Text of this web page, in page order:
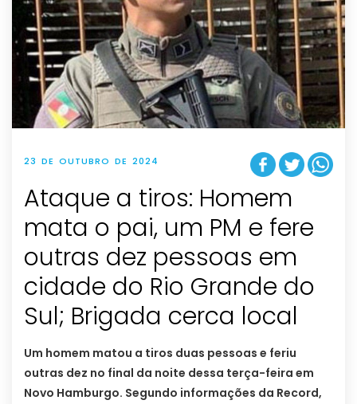
23 DE OUTUBRO DE 2024
Ataque a tiros: Homem
mata o pai, um PM e fere
outras dez pessoas em
cidade do Rio Grande do
Sul; Brigada cerca local
Um homem matou a tiros duas pessoas e feriu
outras dez no final da noite dessa terça-feira em
Novo Hamburgo. Segundo informações da Record,